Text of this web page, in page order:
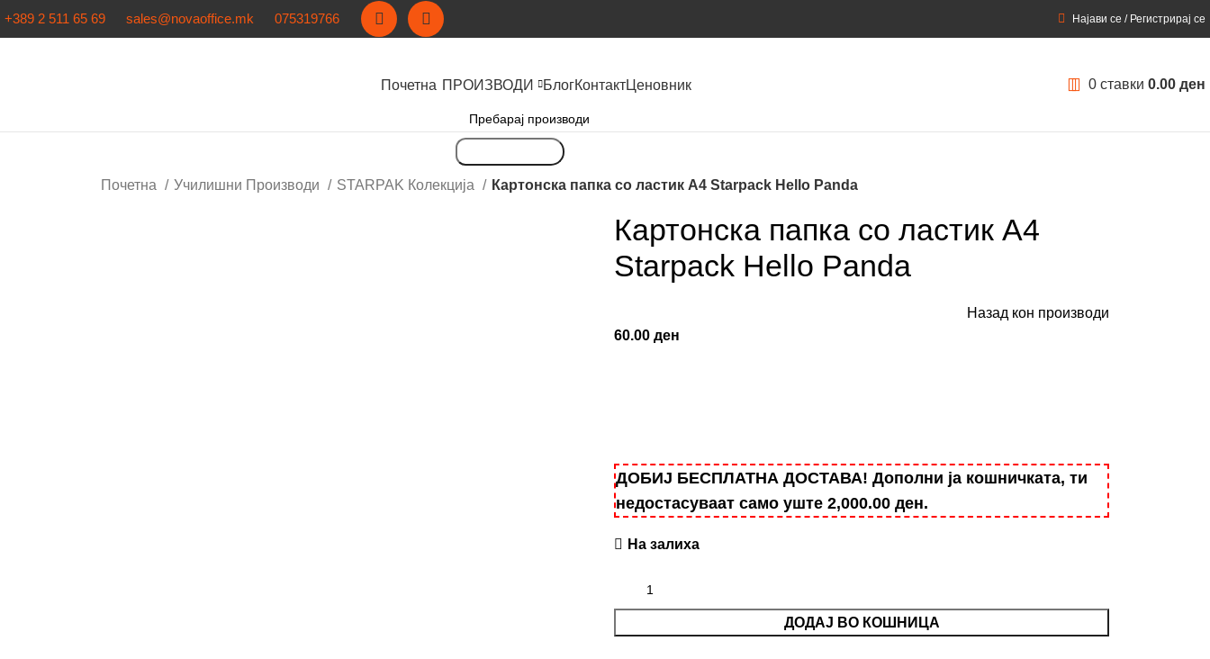
+389 2 511 65 69 sales@novaoffice.mk 075319766 Најави се / Регистрирај се
Почетна ПРОИЗВОДИ БлогКонтактЦеновник 0 ставки 0.00 ден
Почетна Училишни Производи STARPAK Колекција Картонска папка со ластик A4 Starpack Hello Panda
Картонска папка со ластик A4
Starpack Hello Panda
Назад кон производи
60.00 ден
ДОБИЈ БЕСПЛАТНА ДОСТАВА! Дополни ја кошничката, ти
недостасуваат само уште 2,000.00 ден.
На залиха
ДОДАЈ ВО КОШНИЦА